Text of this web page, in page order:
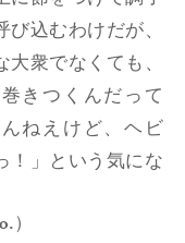
込むわけだが、
衆でなくても、
きつくんだって
ねえけど、ヘビ
！」という気にな